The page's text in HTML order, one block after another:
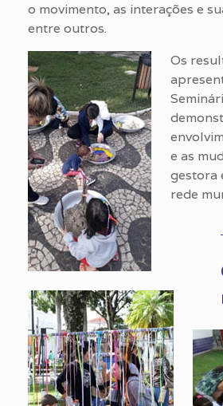
o movimento, as interações e
entre outros.
Os
e as
gestora
rede